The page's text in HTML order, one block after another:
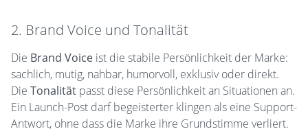
2. Brand Voice und Tonalität
Die Brand Voice ist die stabile Persönlichkeit der Marke:
sachlich, mutig, nahbar, humorvoll, exklusiv oder direkt.
Die Tonalität passt diese Persönlichkeit an Situationen an.
Ein Launch-Post darf begeisterter klingen als eine Support-
Antwort, ohne dass die Marke ihre Grundstimme verliert.